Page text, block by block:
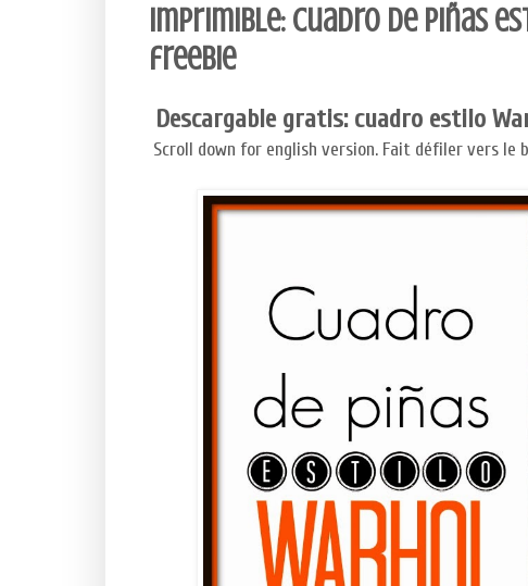
Imprimible: Cuadro de piñas
freebie
Descargable gratis: cuadro estilo
Scroll down for english version. Fait défiler vers le